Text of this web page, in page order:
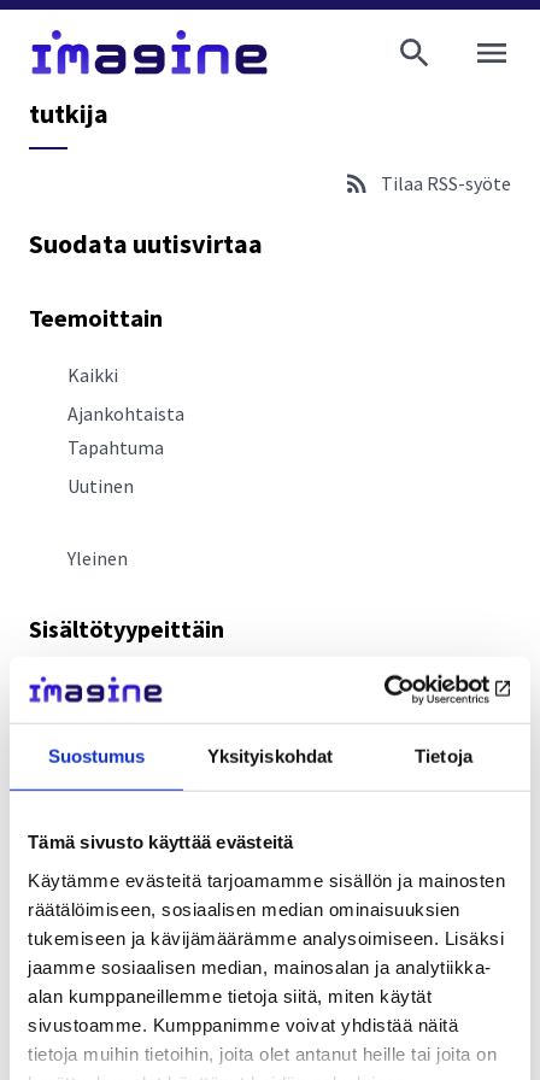
Suostumus Yksityiskohdat Tietoja
Tämä sivusto käyttää evästeitä
Käytämme evästeitä tarjoamamme sisällön ja mainosten
räätälöimiseen, sosiaalisen median ominaisuuksien
tukemiseen ja kävijämäärämme analysoimiseen. Lisäksi
jaamme sosiaalisen median, mainosalan ja analytiikka-
alan kumppaneillemme tietoja siitä, miten käytät
sivustoamme. Kumppanimme voivat yhdistää näitä
tietoja muihin tietoihin, joita olet antanut heille tai joita on
tutkija
Suodata uutisvirtaa
Teemoittain
Kaikki
Ajankohtaista
Tapahtuma
Uutinen
Yleinen
Sisältötyypeittäin
Kaikki
tallenne
Tilaa RSS-syöte
Avoin työpaikka: Koulumaailman ja
implementoinnin tutkija
6.3.2023
Yleinen